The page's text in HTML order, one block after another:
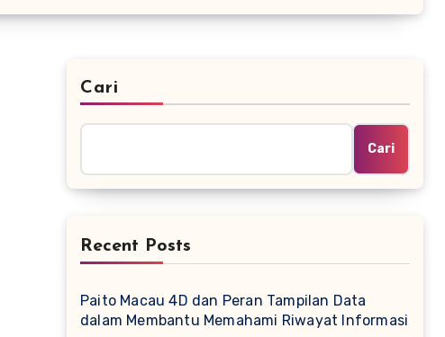
Cari
Cari
Recent Posts
Paito Macau 4D dan Peran Tampilan Data
dalam Membantu Memahami Riwayat Informasi